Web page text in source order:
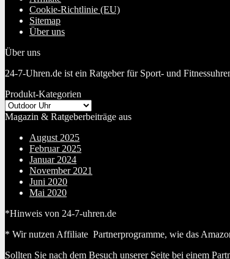
Cookie-Richtlinie (EU)
Sitemap
Über uns
Über uns
24-7-Uhren.de ist ein Ratgeber für Sport- und
Produkt-Kategorien
Magazin & Ratgeberbeiträge aus
August 2025
Februar 2025
Januar 2024
November 2021
Juni 2020
Mai 2020
*Hinweis von 24-7-uhren.de
* Wir nutzen Affiliate Partnerprogramme, wie das
Sollten Sie nach dem Besuch unserer Seite bei einem